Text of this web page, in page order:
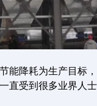
能降耗为生产目标
直受到很多业界人